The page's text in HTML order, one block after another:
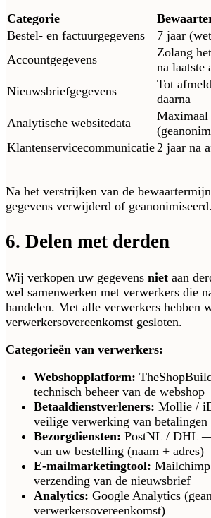
Categorie
Bestel- en factuurgegevens
7 jaar
Accountgegevens
Zolang
na laatste
Nieuwsbriefgegevens
Tot
daarna
Analytische websitedata
Maximaal
Klantenservicecommunicatie 2 jaar na
Na het verstrijken van de
gegevens verwijderd of geanonimiseerd.
6. Delen met derden
Wij verkopen uw gegevens niet aan
wel samenwerken met verwerkers die
handelen. Met alle verwerkers hebben
verwerkersovereenkomst gesloten.
Categorieën van verwerkers:
Webshopplatform:
technisch beheer van de webshop
Betaaldienstverleners: Mollie /
veilige verwerking van betalingen
Bezorgdiensten: PostNL / DHL
van uw bestelling (naam + adres)
E-mailmarketingtool:
verzending van de nieuwsbrief
Analytics: Google Analytics
verwerkersovereenkomst)